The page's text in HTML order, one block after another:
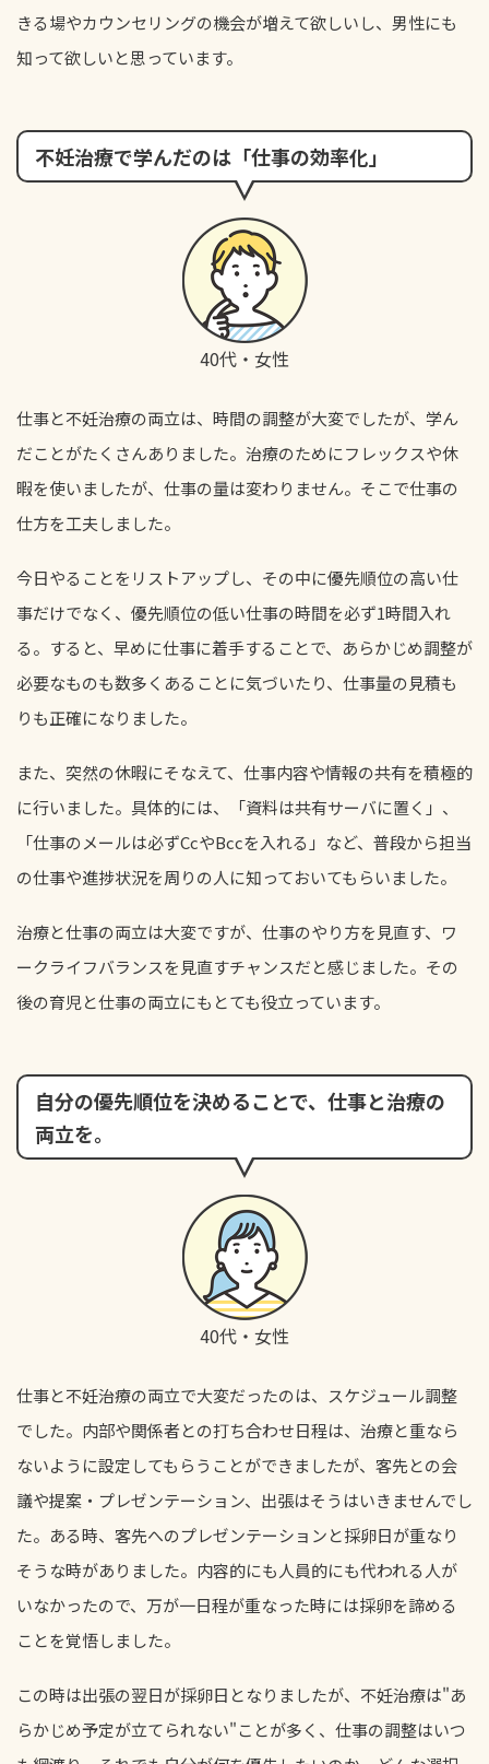
きる場やカウンセリングの機会が増えて欲しいし、男性にも
知って欲しいと思っています。
不妊治療で学んだのは「仕事の効率化」
40代・女性
仕事と不妊治療の両立は、時間の調整が大変でしたが、学ん
だことがたくさんありました。治療のためにフレックスや休
暇を使いましたが、仕事の量は変わりません。そこで仕事の
仕方を工夫しました。
今日やることをリストアップし、その中に優先順位の高い仕
事だけでなく、優先順位の低い仕事の時間を必ず1時間入れ
る。すると、早めに仕事に着手することで、あらかじめ調整が
必要なものも数多くあることに気づいたり、仕事量の見積も
りも正確になりました。
また、突然の休暇にそなえて、仕事内容や情報の共有を積極的
に行いました。具体的には、「資料は共有サーバに置く」、
「仕事のメールは必ずCcやBccを入れる」など、普段から担当
の仕事や進捗状況を周りの人に知っておいてもらいました。
治療と仕事の両立は大変ですが、仕事のやり方を見直す、ワ
ークライフバランスを見直すチャンスだと感じました。その
後の育児と仕事の両立にもとても役立っています。
自分の優先順位を決めることで、仕事と治療の
両立を。
40代・女性
仕事と不妊治療の両立で大変だったのは、スケジュール調整
でした。内部や関係者との打ち合わせ日程は、治療と重なら
ないように設定してもらうことができましたが、客先との会
議や提案・プレゼンテーション、出張はそうはいきませんでし
た。ある時、客先へのプレゼンテーションと採卵日が重なり
そうな時がありました。内容的にも人員的にも代われる人が
いなかったので、万が一日程が重なった時には採卵を諦める
ことを覚悟しました。
この時は出張の翌日が採卵日となりましたが、不妊治療は"あ
らかじめ予定が立てられない"ことが多く、仕事の調整はいつ